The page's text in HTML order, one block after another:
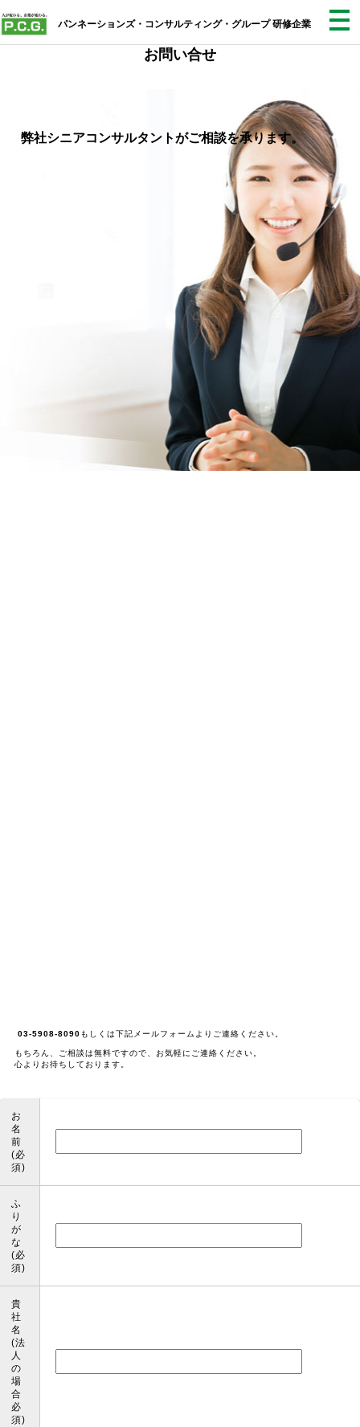
パンネーションズ・コンサルティング・グループ 研修企業
お問い合せ
弊社シニアコンサルタントがご相談を承ります。
03-5908-8090 もしくは下記メールフォームよりご連絡ください。
もちろん、ご相談は無料ですので、お気軽にご連絡ください。
心よりお待ちしております。
お
名
前
(必
須)
ふ
り
が
な
(必
須)
貴
社
名
(法
人
の
場
合
必
須)